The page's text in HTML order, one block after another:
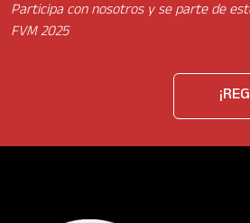
Participa con nosotros y se parte de
FVM 2025